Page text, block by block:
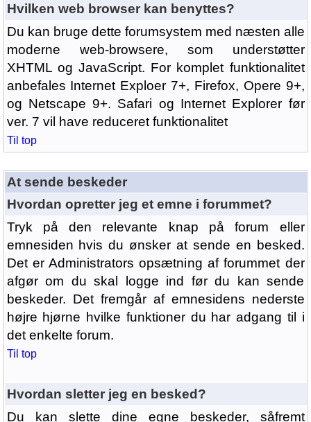
Hvilken web browser kan benyttes?
Du kan bruge dette forumsystem med næsten alle
moderne web-browsere, som understøtter
XHTML og JavaScript. For komplet funktionalitet
anbefales Internet Exploer 7+, Firefox, Opere 9+,
og Netscape 9+. Safari og Internet Explorer før
ver. 7 vil have reduceret funktionalitet
Til top
At sende beskeder
Hvordan opretter jeg et emne i forummet?
Tryk på den relevante knap på forum eller
emnesiden hvis du ønsker at sende en besked.
Det er Administrators opsætning af forummet der
afgør om du skal logge ind før du kan sende
beskeder. Det fremgår af emnesidens nederste
højre hjørne hvilke funktioner du har adgang til i
det enkelte forum.
Til top
Hvordan sletter jeg en besked?
Du kan slette dine egne beskeder, såfremt